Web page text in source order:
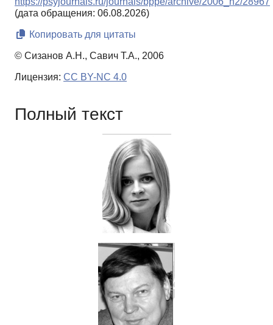
(дата обращения: 06.08.2026)
Копировать для цитаты
© Сизанов А.Н., Савич Т.А., 2006
Лицензия: CC BY-NC 4.0
Полный текст